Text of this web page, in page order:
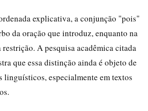
explicativa, a conjunção "pois"
da oração que introduz, enquanto na
restrição. A pesquisa acadêmica citada
que essa distinção ainda é objeto de
linguísticos, especialmente em textos